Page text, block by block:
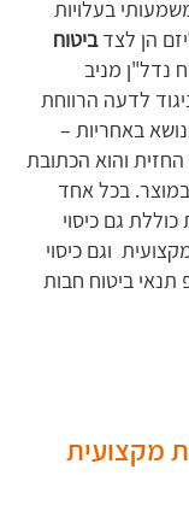
בעלויות
הן לצדביטוח
נדל"ן מניב
לדעה הרווחת
באחריות –
והוא הכתובת
בכל אחד
גם כיסוי
וגם כיסוי
תנאי ביטוח חבות
מקצועית